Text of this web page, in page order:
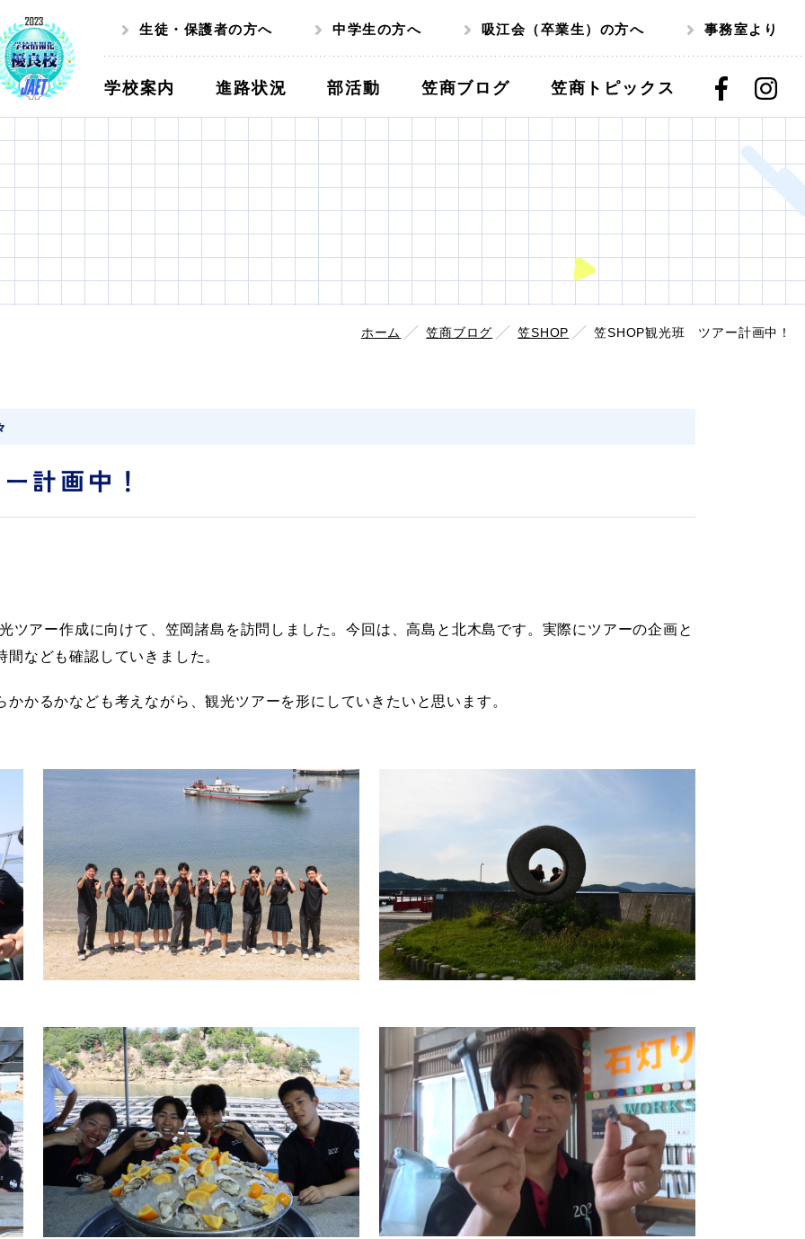
生徒・保護者の方へ 中学生の方へ 吸江会（卒業生）の方へ 事務室より
学校案内 進路状況 部活動 笠商ブログ 笠商トピックス
ホーム 笠商ブログ 笠SHOP 笠SHOP観光班 ツアー計画中！
計画中！
ツアー作成に向けて、笠岡諸島を訪問しました。今回は、高島と北木島です。実際にツアーの企画と
なども確認していきました。
かるかなども考えながら、観光ツアーを形にしていきたいと思います。